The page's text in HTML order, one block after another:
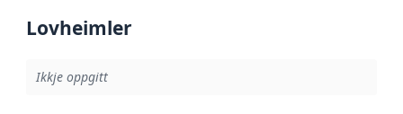
Lovheimler
Ikkje oppgitt